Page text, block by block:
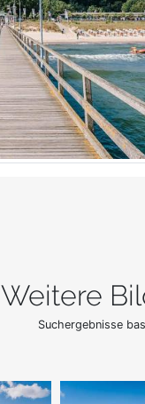
Weitere
Suchergebnisse